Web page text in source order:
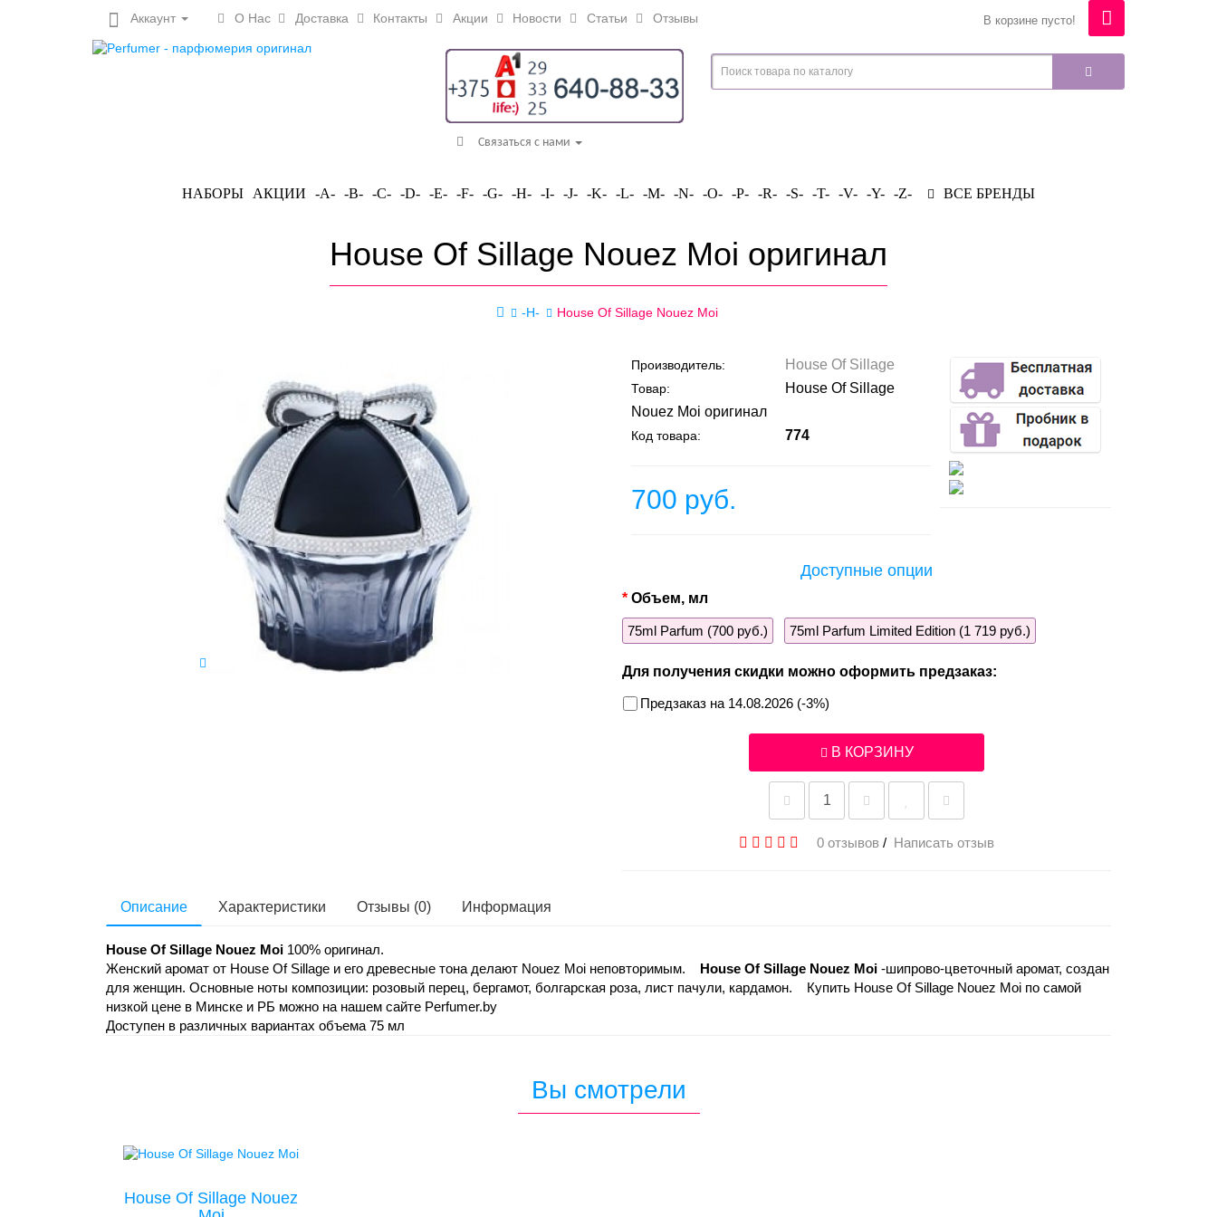
Аккаунт О Нас Доставка Контакты Акции Новости Статьи Отзывы В корзине пусто!
Связаться с нами
НАБОРЫ АКЦИИ -A- -B- -C- -D- -E- -F- -G- -H- -I- -J- -K- -L- -M- -N- -O- -P- -R- -S- -T- -V- -Y- -Z- ВСЕ БРЕНДЫ
House Of Sillage Nouez Moi оригинал
-H- House Of Sillage Nouez Moi
Производитель: House Of Sillage
Товар:
House Of Sillage
Nouez Moi оригинал
Код товара: 774
700 руб.
Доступные опции
Объем, мл
75ml Parfum (700 руб.) 75ml Parfum Limited Edition (1 719 руб.)
Для получения скидки можно оформить предзаказ:
Предзаказ на 14.08.2026 (-3%)
В КОРЗИНУ
0 отзывов / Написать отзыв
Описание Характеристики Отзывы (0) Информация
House Of Sillage Nouez Moi 100% оригинал.
Женский аромат от House Of Sillage и его древесные тона делают Nouez Moi неповторимым.
House Of Sillage Nouez Moi -шипрово-цветочный аромат, создан
для женщин. Основные ноты композиции: розовый перец, бергамот, болгарская роза, лист пачули, кардамон. Купить House Of Sillage Nouez Moi по самой
низкой цене в Минске и РБ можно на нашем сайте Perfumer.by
Доступен в различных вариантах объема 75 мл
Вы смотрели
House Of Sillage Nouez